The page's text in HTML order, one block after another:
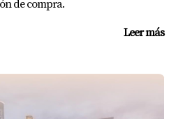
comparación con otros
incentivos fiscales para
los impuestos sobre la
de compra.
Leer más